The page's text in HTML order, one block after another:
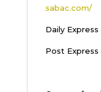
sabac.com/
Daily Express
Post Express